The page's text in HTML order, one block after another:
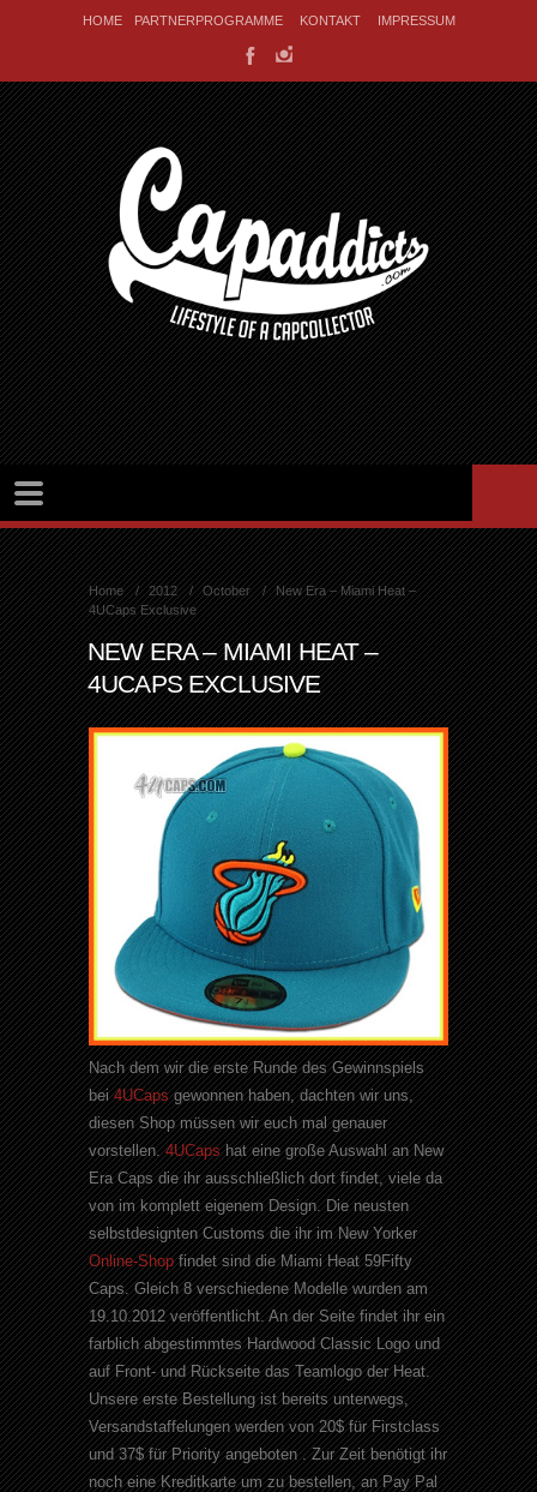
HOME PARTNERPROGRAMME KONTAKT IMPRESSUM
Home 2012 October
New Era – Miami Heat –
4UCaps Exclusive
NEW ERA – MIAMI HEAT –
4UCAPS EXCLUSIVE
Nach dem wir die erste Runde des Gewinnspiels
bei4UCapsgewonnen haben, dachten wir uns,
diesen Shop müssen wir euch mal genauer
vorstellen.4UCapshat eine große Auswahl an New
Era Caps die ihr ausschließlich dort findet, viele da
von im komplett eigenem Design. Die neusten
selbstdesignten Customs die ihr im New Yorker
Online-Shopfindet sind die Miami Heat 59Fifty
Caps. Gleich 8 verschiedene Modelle wurden am
19.10.2012 veröffentlicht. An der Seite findet ihr ein
farblich abgestimmtes Hardwood Classic Logo und
auf Front- und Rückseite das Teamlogo der Heat.
Unsere erste Bestellung ist bereits unterwegs,
Versandstaffelungen werden von 20$ für Firstclass
und 37$ für Priority angeboten . Zur Zeit benötigt ihr
noch eine Kreditkarte um zu bestellen, an Pay Pal